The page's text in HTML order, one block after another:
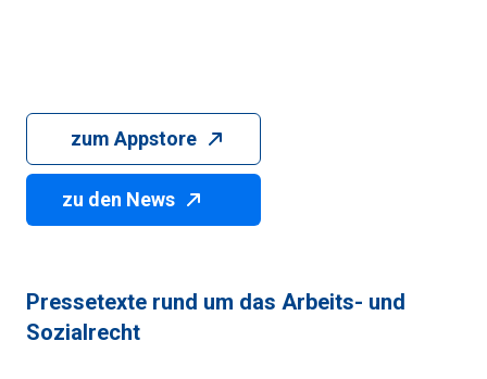
zum Appstore
zu den News
Pressetexte rund um das Arbeits- und
Sozialrecht